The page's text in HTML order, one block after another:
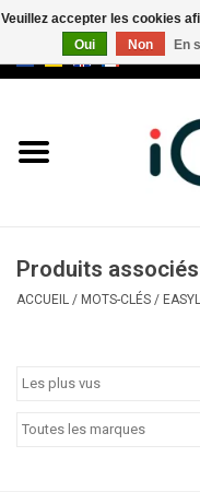
Marques
Appelez-nous au +32 3
Produits
ACCUEIL / MOTS-CLÉS /
Veuillez accepter les cookies
Oui
Non En